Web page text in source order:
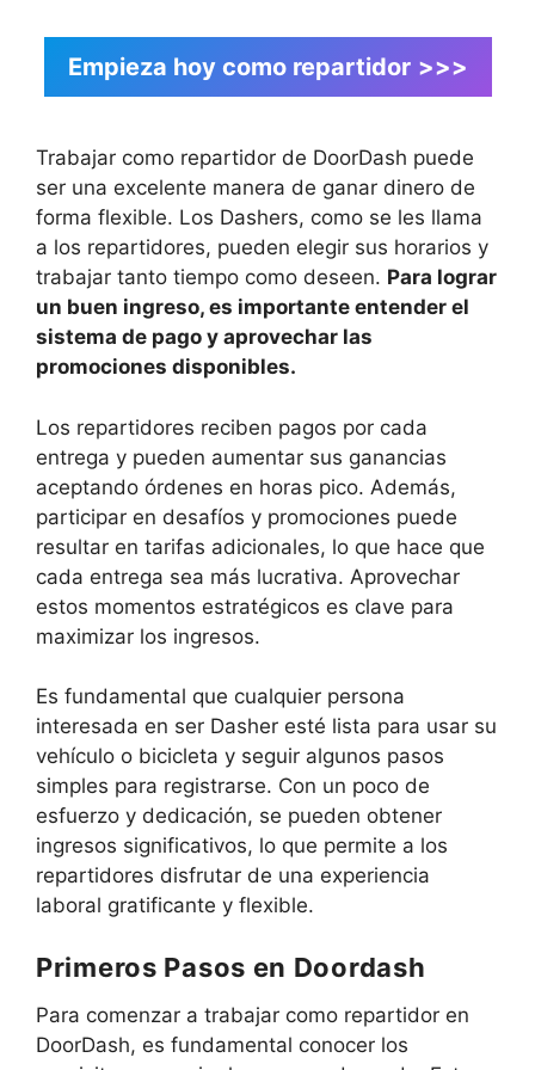
Empieza hoy como repartidor >>>
Trabajar como repartidor de DoorDash puede
ser una excelente manera de ganar dinero de
forma flexible. Los Dashers, como se les llama
a los repartidores, pueden elegir sus horarios y
trabajar tanto tiempo como deseen. Para lograr
un buen ingreso, es importante entender el
sistema de pago y aprovechar las
promociones disponibles.
Los repartidores reciben pagos por cada
entrega y pueden aumentar sus ganancias
aceptando órdenes en horas pico. Además,
participar en desafíos y promociones puede
resultar en tarifas adicionales, lo que hace que
cada entrega sea más lucrativa. Aprovechar
estos momentos estratégicos es clave para
maximizar los ingresos.
Es fundamental que cualquier persona
interesada en ser Dasher esté lista para usar su
vehículo o bicicleta y seguir algunos pasos
simples para registrarse. Con un poco de
esfuerzo y dedicación, se pueden obtener
ingresos significativos, lo que permite a los
repartidores disfrutar de una experiencia
laboral gratificante y flexible.
Primeros Pasos en Doordash
Para comenzar a trabajar como repartidor en
DoorDash, es fundamental conocer los